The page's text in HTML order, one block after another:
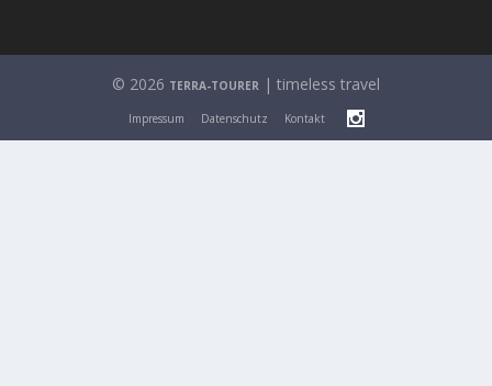
© 2026 TERRA-TOURER | timeless travel
Impressum Datenschutz Kontakt